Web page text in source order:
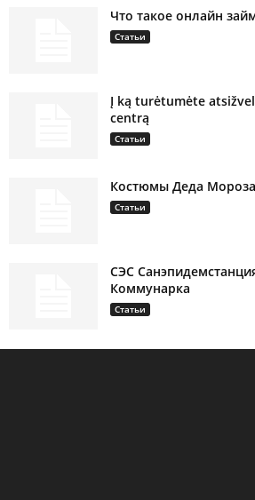
Что такое онлайн
Статьи
Į ką turėtumėte
centrą
Статьи
Костюмы Деда Мороза
Статьи
СЭС
Коммунарка
Статьи